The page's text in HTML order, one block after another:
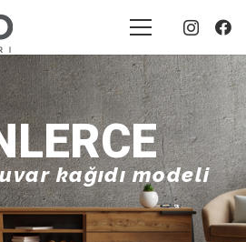
kağıdı modeli